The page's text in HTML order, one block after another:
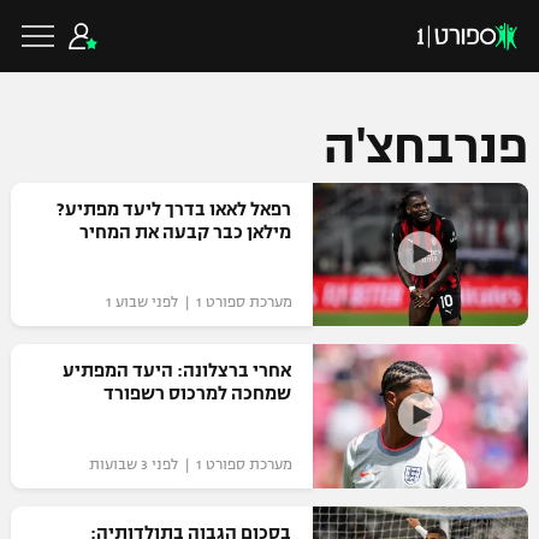
כדורגל ישראלי
ליגת העל
גביע הטוטו
ליגיונרים
גביע המדינה
כדורגל עולמי
ליגת האלופות
ליגה אירופית
ליגה אנגלית
כדורסל ישראלי
ליגת ווינר סל
ליגה לאומית
כדורסל עולמי
NBA
פנרבחצ'ה
רפאל לאאו בדרך ליעד מפתיע?
מילאן כבר קבעה את המחיר
מערכת ספורט 1 | לפני שבוע 1
אחרי ברצלונה: היעד המפתיע
שמחכה למרכוס רשפורד
מערכת ספורט 1 | לפני 3 שבועות
בסכום הגבוה בתולדותיה: